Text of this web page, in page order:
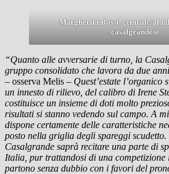
Margherita Rossi, centrale/ala
casalgrandese
“Quanto alle avversarie di turno, la
gruppo consolidato che lavora da due
– osserva Melis – Quest’estate
un innesto di rilievo, del calibro di Irene
costituisce un insieme di doti molto
risultati si stanno vedendo sul campo. A
dispone certamente delle caratteristiche
posto nella griglia degli spareggi
Casalgrande saprà recitare una parte di
Italia, pur trattandosi di una competizione
partono senza dubbio con i favori del